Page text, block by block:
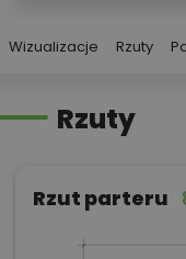
Wizualizacje Rzuty
Rzuty
Rzut parteru